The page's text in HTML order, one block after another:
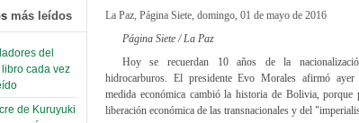
más leídos
del
libro cada vez
de Kuruyuki
La Paz, Página Siete, domingo, 01 de mayo de 2016
Página Siete / La Paz
Hoy se recuerdan 10 años de la
hidrocarburos. El presidente Evo Morales afirmó ayer
medida económica cambió la historia de Bolivia, porque
liberación económica de las transnacionales y del